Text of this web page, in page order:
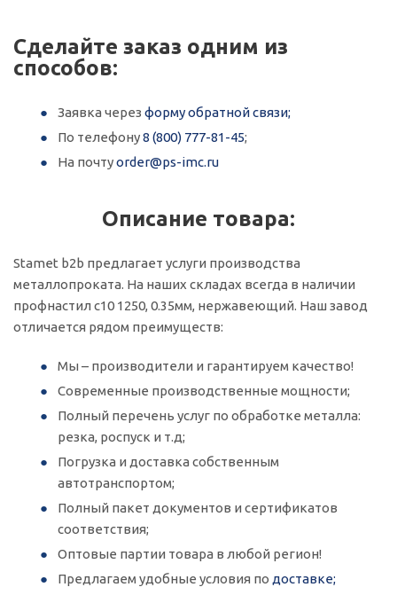
Сделайте заказ одним из
способов:
Заявка через форму обратной связи;
По телефону8 (800) 777-81-45;
На почтуorder@ps-imc.ru
Описание товара:
Stamet b2b предлагает услуги производства
металлопроката. На наших складах всегда в наличии
профнастил с10 1250, 0.35мм, нержавеющий. Наш завод
отличается рядом преимуществ:
Мы – производители и гарантируем качество!
Современные производственные мощности;
Полный перечень услуг по обработке металла:
резка, роспуск и т.д;
Погрузка и доставка собственным
автотранспортом;
Полный пакет документов и сертификатов
соответствия;
Оптовые партии товара в любой регион!
Предлагаем удобные условия по доставке;